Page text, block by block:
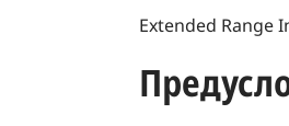
Extended Range